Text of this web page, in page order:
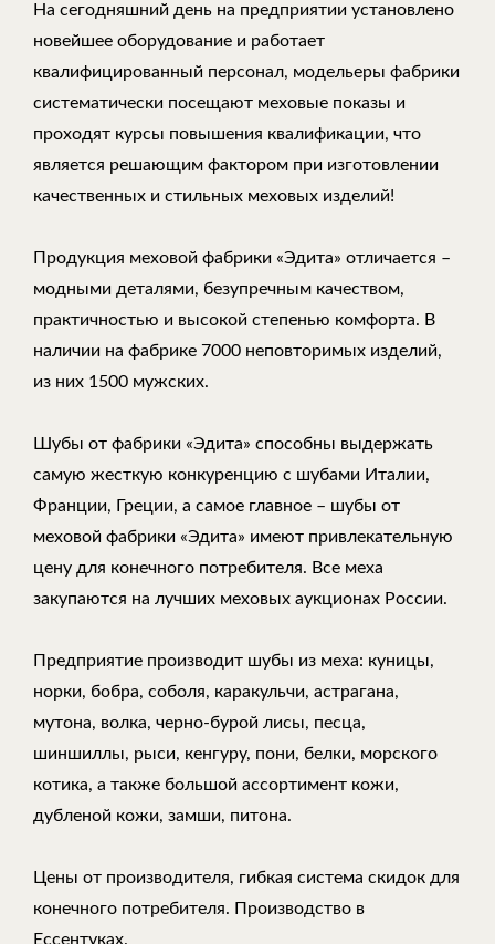
На сегодняшний день на предприятии установлено
новейшее оборудование и работает
квалифицированный персонал, модельеры фабрики
систематически посещают меховые показы и
проходят курсы повышения квалификации, что
является решающим фактором при изготовлении
качественных и стильных меховых изделий!
Продукция меховой фабрики «Эдита» отличается –
модными деталями, безупречным качеством,
практичностью и высокой степенью комфорта. В
наличии на фабрике 7000 неповторимых изделий,
из них 1500 мужских.
Шубы от фабрики «Эдита» способны выдержать
самую жесткую конкуренцию с шубами Италии,
Франции, Греции, а самое главное – шубы от
меховой фабрики «Эдита» имеют привлекательную
цену для конечного потребителя. Все меха
закупаются на лучших меховых аукционах России.
Предприятие производит шубы из меха: куницы,
норки, бобра, соболя, каракульчи, астрагана,
мутона, волка, черно-бурой лисы, песца,
шиншиллы, рыси, кенгуру, пони, белки, морского
котика, а также большой ассортимент кожи,
дубленой кожи, замши, питона.
Цены от производителя, гибкая система скидок для
конечного потребителя. Производство в
Ессентуках.